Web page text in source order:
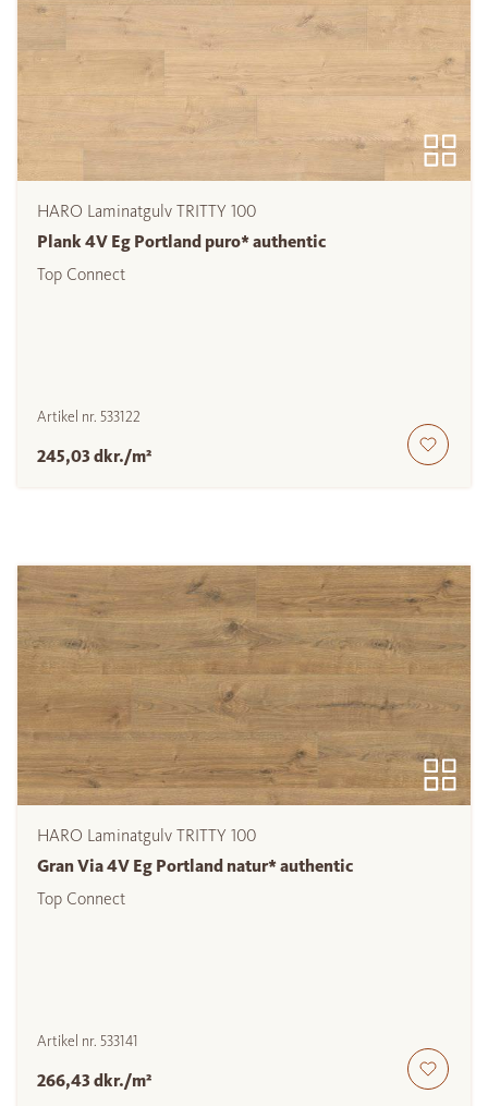
HARO Laminatgulv TRITTY 100
Plank 4V Eg Portland puro* authentic
Top Connect
Artikel nr. 533122
245,03 dkr./m²
HARO Laminatgulv TRITTY 100
Gran Via 4V Eg Portland natur* authentic
Top Connect
Artikel nr. 533141
266,43 dkr./m²